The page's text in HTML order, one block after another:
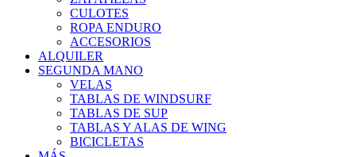
CULOTES
ROPA ENDURO
ACCESORIOS
ALQUILER
SEGUNDA MANO
VELAS
TABLAS DE WINDSURF
TABLAS DE SUP
TABLAS Y ALAS DE WING
BICICLETAS